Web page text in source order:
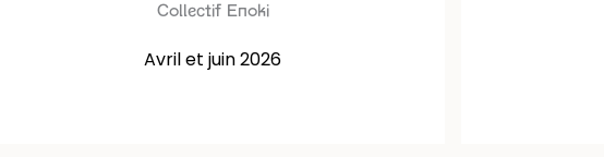
Collectif Enoki
Avril et juin 2026